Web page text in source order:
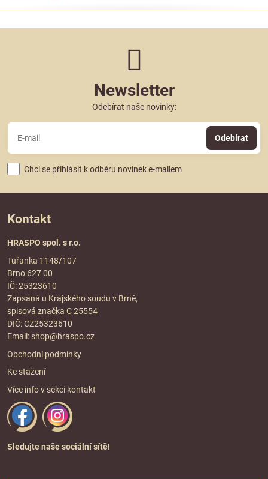
Newsletter
Odebírat naše novinky:
Odebírat
Chci se přihlásit k odběru novinek e-mailem
Kontakt
HRASPO spol. s r.o.
Tuřanka 1148/107
Brno 627 00
IČ: 25323610
Zapsaná u Krajského soudu v Brně,
spisová značka C 25554
DIČ: CZ25323610
Email: shop@hraspo.cz
Obchodní podmínky
Ke stažení
Více info v sekci kontakt
Sledujte naše sociální sítě!